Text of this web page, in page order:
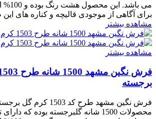
می
برای آگاهی از موجودی قالیچه و کناره های
مشاهده بیشتر
مشاهده بیشتر
برجسته
فرش نگین مشهد طرح کد